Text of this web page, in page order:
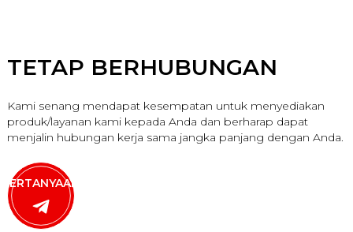
TETAP BERHUBUNGAN
Kami senang mendapat kesempatan untuk menyediakan
produk/layanan kami kepada Anda dan berharap dapat
menjalin hubungan kerja sama jangka panjang dengan Anda.
PERTANYAAN